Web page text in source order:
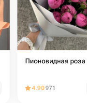
Пионовидная роза
4.90971